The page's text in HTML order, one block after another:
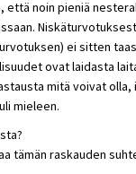
noin pieniä
ei sitten
ovat laidasta
mitä voivat
mieleen.
tämän raskauden